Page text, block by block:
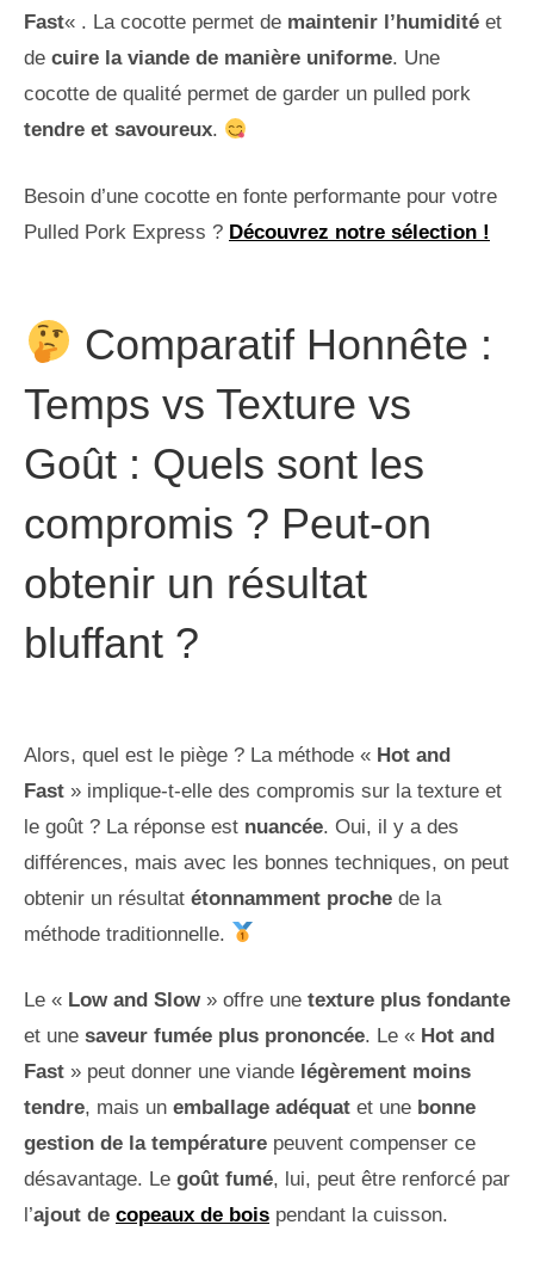
Fast« . La cocotte permet de maintenir l’humidité et
de cuire la viande de manière uniforme. Une
cocotte de qualité permet de garder un pulled pork
tendre et savoureux.
Besoin d’une cocotte en fonte performante pour votre
Pulled Pork Express ? Découvrez notre sélection !
Comparatif Honnête :
Temps vs Texture vs
Goût : Quels sont les
compromis ? Peut-on
obtenir un résultat
bluffant ?
Alors, quel est le piège ? La méthode « Hot and
Fast » implique-t-elle des compromis sur la texture et
le goût ? La réponse est nuancée. Oui, il y a des
différences, mais avec les bonnes techniques, on peut
obtenir un résultat étonnamment proche de la
méthode traditionnelle.
Le « Low and Slow » offre une texture plus fondante
et une saveur fumée plus prononcée. Le « Hot and
Fast » peut donner une viande légèrement moins
tendre, mais un emballage adéquat et une bonne
gestion de la température peuvent compenser ce
désavantage. Le goût fumé, lui, peut être renforcé par
l’ajout de copeaux de bois pendant la cuisson.